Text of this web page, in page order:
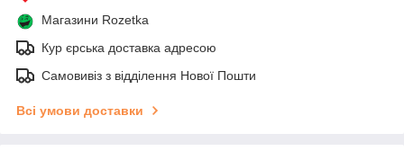
Магазини Rozetka
Кур єрська доставка адресою
Самовивіз з відділення Нової Пошти
Всі умови доставки